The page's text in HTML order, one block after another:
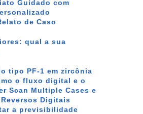
Guidado com
de Caso
qual a sua
tipo PF-1 em zircônia
o fluxo digital e o
Scan Multiple Cases e
Digitais
a previsibilidade